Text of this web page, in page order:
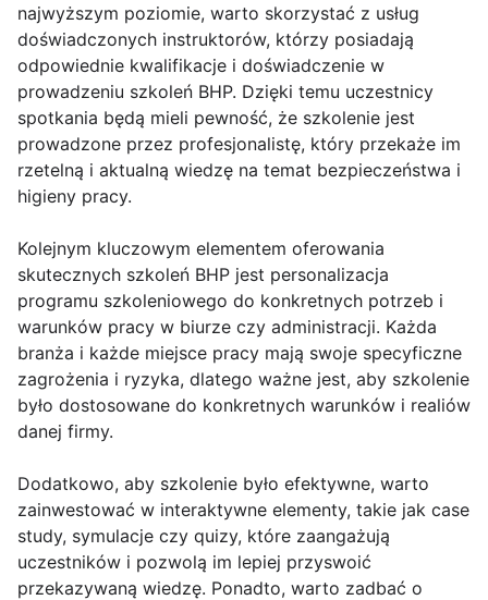
najwyższym poziomie, warto skorzystać z usług
doświadczonych instruktorów, którzy posiadają
odpowiednie kwalifikacje i doświadczenie w
prowadzeniu szkoleń BHP. Dzięki temu uczestnicy
spotkania będą mieli pewność, że szkolenie jest
prowadzone przez profesjonalistę, który przekaże im
rzetelną i aktualną wiedzę na temat bezpieczeństwa i
higieny pracy.
Kolejnym kluczowym elementem oferowania
skutecznych szkoleń BHP jest personalizacja
programu szkoleniowego do konkretnych potrzeb i
warunków pracy w biurze czy administracji. Każda
branża i każde miejsce pracy mają swoje specyficzne
zagrożenia i ryzyka, dlatego ważne jest, aby szkolenie
było dostosowane do konkretnych warunków i realiów
danej firmy.
Dodatkowo, aby szkolenie było efektywne, warto
zainwestować w interaktywne elementy, takie jak case
study, symulacje czy quizy, które zaangażują
uczestników i pozwolą im lepiej przyswoić
przekazywaną wiedzę. Ponadto, warto zadbać o